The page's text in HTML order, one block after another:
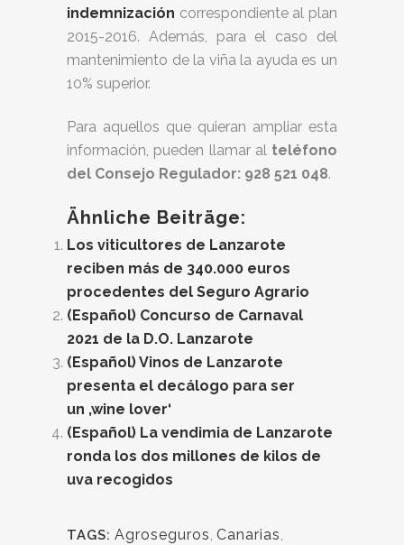
indemnización correspondiente al plan
2015-2016. Además, para el caso del
mantenimiento de la viña la ayuda es un
10% superior.
Para aquellos que quieran ampliar esta
información, pueden llamar al teléfono
del Consejo Regulador: 928 521 048.
Ähnliche Beiträge:
Los viticultores de Lanzarote
reciben más de 340.000 euros
procedentes del Seguro Agrario
(Español) Concurso de Carnaval
2021 de la D.O. Lanzarote
(Español) Vinos de Lanzarote
presenta el decálogo para ser
un ‚wine lover‘
(Español) La vendimia de Lanzarote
ronda los dos millones de kilos de
uva recogidos
TAGS: Agroseguros, Canarias,